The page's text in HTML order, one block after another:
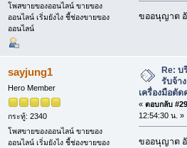
โพสขายของออนไลน์ ขายของ
ออนไลน์ เริ่มยังไง ชี้ช่องขายของ
ออนไลน์
ขออนุญาต
sayjung1
Hero Member
กระทู้: 2340
โพสขายของออนไลน์ ขายของ
ออนไลน์ เริ่มยังไง ชี้ช่องขายของ
Re: บ
รับจ้า
เครื่องมือตั
« ตอบกลับ
12:54:30 น. »
ขออนุญาต